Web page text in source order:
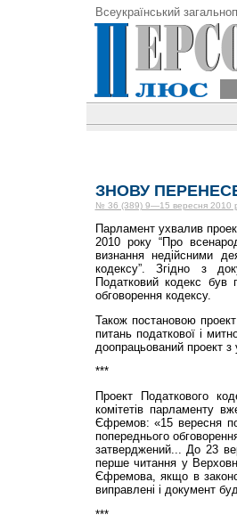
Всеукраїнський
ЗНОВУ
№ 36 (389) 9—15 вересня 2010
Парламент ухвалив
2010 року “Про
визнання недійсними
кодексу”. Згідно з
Податковий кодекс був
обговорення кодексу.
Також постановою
питань податкової і
доопрацьований проект
***
Проект Податкового
комітетів парламенту
Єфремов: «15 вересня
попереднього
затверджений... До 23
перше читання у
Єфремова, якщо в
виправлені і документ
***